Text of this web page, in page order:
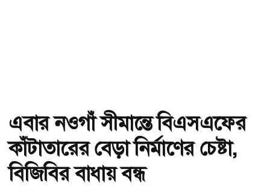
এবার নওগাঁ সীমান্তে বিএসএফের
কাঁটাতারের বেড়া নির্মাণের চেষ্টা,
বিজিবির বাধায় বন্ধ